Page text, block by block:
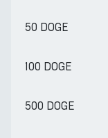
50 DOGE
100 DOGE
500 DOGE